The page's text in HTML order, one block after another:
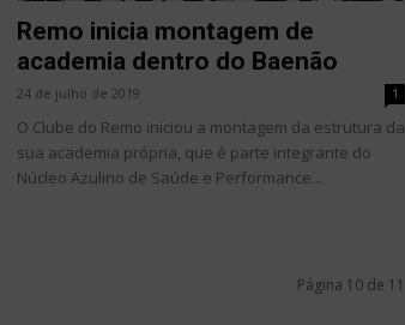
Remo inicia montagem de
academia dentro do Baenão
24 de julho de 2019 1
O Clube do Remo iniciou a montagem da estrutura da
sua academia própria, que é parte integrante do
Núcleo Azulino de Saúde e Performance...
Página 10 de 11